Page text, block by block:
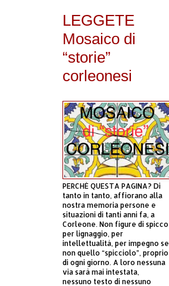
LEGGETE
Mosaico di
“storie”
corleonesi
PERCHÈ QUESTA PAGINA? Di
tanto in tanto, affiorano alla
nostra memoria persone e
situazioni di tanti anni fa, a
Corleone. Non figure di spicco
per lignaggio, per
intellettualità, per impegno se
non quello “spicciolo”, proprio
di ogni giorno. A loro nessuna
via sarà mai intestata,
nessuno testo di nessuno